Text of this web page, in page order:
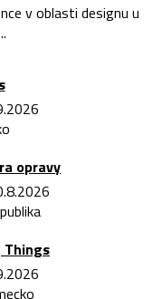
v oblasti designu u
opravy
Things